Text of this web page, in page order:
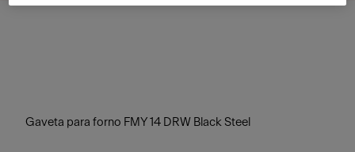
Gaveta para forno FMY 14 DRW Black Steel